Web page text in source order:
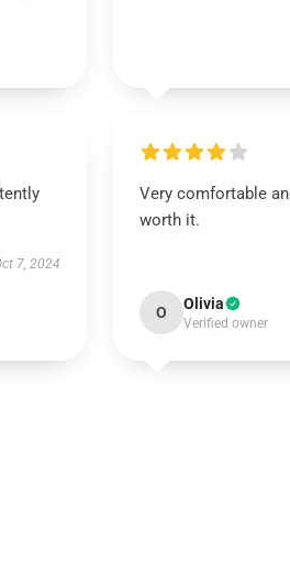
7, 2024
Very comfortable
worth it.
O Olivia
Verified owner